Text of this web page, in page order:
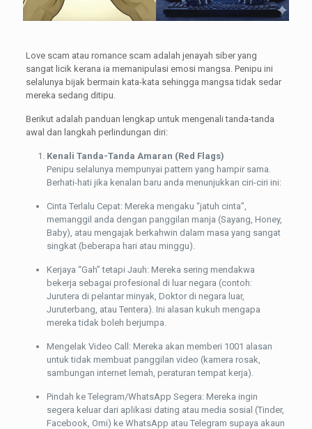
Love scam atau romance scam adalah jenayah siber yang
sangat licik kerana ia memanipulasi emosi mangsa. Penipu ini
selalunya bijak bermain kata-kata sehingga mangsa tidak sedar
mereka sedang ditipu.
Berikut adalah panduan lengkap untuk mengenali tanda-tanda
awal dan langkah perlindungan diri:
Kenali Tanda-Tanda Amaran (Red Flags)
Penipu selalunya mempunyai pattern yang hampir sama.
Berhati-hati jika kenalan baru anda menunjukkan ciri-ciri ini:
Cinta Terlalu Cepat: Mereka mengaku “jatuh cinta”,
memanggil anda dengan panggilan manja (Sayang, Honey,
Baby), atau mengajak berkahwin dalam masa yang sangat
singkat (beberapa hari atau minggu).
Kerjaya “Gah” tetapi Jauh: Mereka sering mendakwa
bekerja sebagai profesional di luar negara (contoh:
Jurutera di pelantar minyak, Doktor di negara luar,
Juruterbang, atau Tentera). Ini alasan kukuh mengapa
mereka tidak boleh berjumpa.
Mengelak Video Call: Mereka akan memberi 1001 alasan
untuk tidak membuat panggilan video (kamera rosak,
sambungan internet lemah, peraturan tempat kerja).
Pindah ke Telegram/WhatsApp Segera: Mereka ingin
segera keluar dari aplikasi dating atau media sosial (Tinder,
Facebook, Omi) ke WhatsApp atau Telegram supaya akaun